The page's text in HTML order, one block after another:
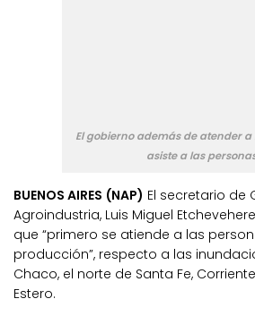
El gobierno además de atender
asiste a las
BUENOS AIRES (NAP) El secretario de
Agroindustria, Luis Miguel
que “primero se atiende a las
producción”, respecto a las
Chaco, el norte de Santa Fe,
Estero.